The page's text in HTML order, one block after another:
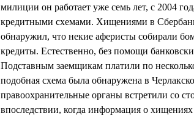
милиции он работает уже семь лет, с 2004
кредитными схемами. Хищениями в
обнаружил, что некие аферисты собирали
кредиты. Естественно, без помощи
Подставным заемщикам платили по
подобная схема была обнаружена в
правоохранительные органы встретили со
впоследствии, когда информация о